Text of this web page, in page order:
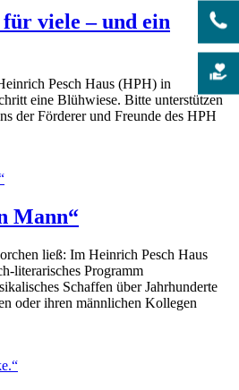
viele – und ein
Pesch Haus (HPH) in
eine Blühwiese. Bitte unterstützen
der Förderer und Freunde des HPH
Mann“
ließ: Im Heinrich Pesch Haus
literarisches Programm
Schaffen über Jahrhunderte
oder ihren männlichen Kollegen